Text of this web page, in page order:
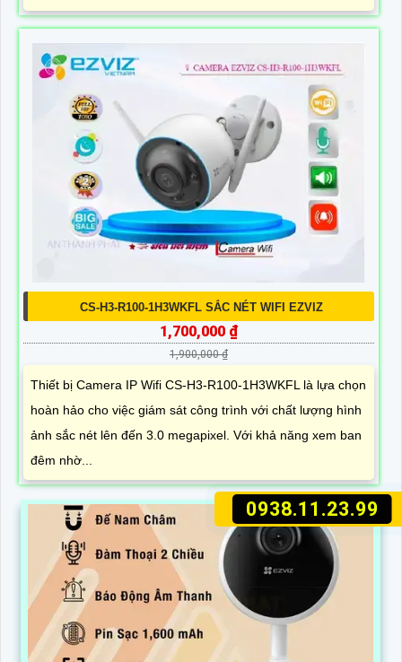
0938.11.23.99
CS-H3-R100-1H3WKFL SẮC NÉT WIFI EZVIZ
1,700,000 ₫
1,900,000 ₫
Thiết bị Camera IP Wifi CS-H3-R100-1H3WKFL là lựa chọn
hoàn hảo cho việc giám sát công trình với chất lượng hình
ảnh sắc nét lên đến 3.0 megapixel. Với khả năng xem ban
đêm nhờ...